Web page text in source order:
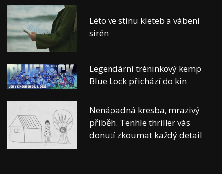
Léto ve stínu kleteb a vábení
sirén
Legendární tréninkový kemp
Blue Lock přichází do kin
Nenápadná kresba, mrazivý
příběh. Tenhle thriller vás
donutí zkoumat každý detail